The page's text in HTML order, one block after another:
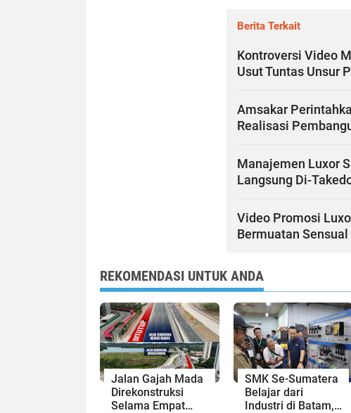
Berita Terkait
Kontroversi Video
Usut Tuntas Unsur
Amsakar
Realisasi
Manajemen Luxor
Langsung Di-
Video Promosi
Bermuatan Sensual
REKOMENDASI UNTUK ANDA
Jalan Gajah Mada
Direkonstruksi
Selama Empat
SMK Se-Sumatera
Belajar dari
Industri di Batam,